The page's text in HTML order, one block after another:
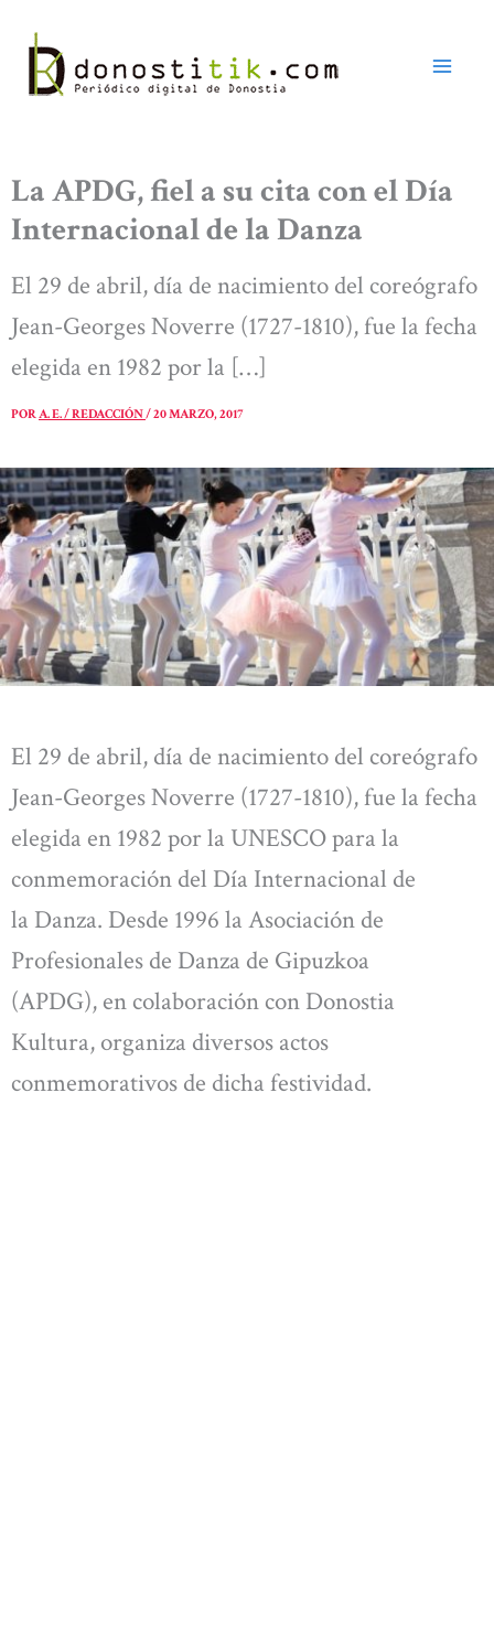
contenido
La APDG, fiel a su cita con el Día
Internacional de la Danza
El 29 de abril, día de nacimiento del coreógrafo
Jean-Georges Noverre (1727-1810), fue la fecha
elegida en 1982 por la […]
PORA. E. / REDACCIÓN/20 MARZO, 2017
El 29 de abril, día de nacimiento del coreógrafo
Jean-Georges Noverre (1727-1810), fue la fecha
elegida en 1982 por la UNESCO para la
conmemoración del Día Internacional de
la Danza. Desde 1996 la Asociación de
Profesionales de Danza de Gipuzkoa
(APDG), en colaboración con Donostia
Kultura, organiza diversos actos
conmemorativos de dicha festividad.